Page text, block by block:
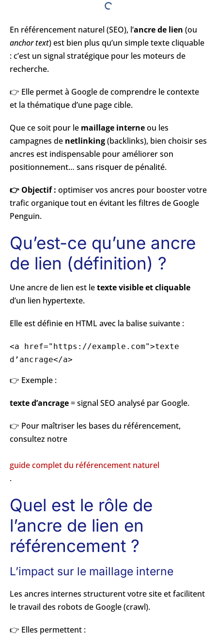
En référencement naturel (SEO), l’ancre de lien (ou
anchor text) est bien plus qu’un simple texte cliquable
: c’est un signal stratégique pour les moteurs de
recherche.
👉 Elle permet à Google de comprendre le contexte
et la thématique d’une page cible.
Que ce soit pour le maillage interneou les
campagnes de netlinking(backlinks), bien choisir ses
ancres est indispensable pour améliorer son
positionnement… sans risquer de pénalité.
👉 Objectif : optimiser vos ancres pour booster votre
trafic organique tout en évitant les filtres de Google
Penguin.
Qu’est-ce qu’une ancre
de lien (définition) ?
Une ancre de lien est letexte visible et cliquable
d’un lien hypertexte.
Elle est définie en HTML avec la balise suivante :
<a href="https://example.com">texte
d’ancrage</a>
👉 Exemple :
texte d’ancrage= signal SEO analysé par Google.
👉 Pour maîtriser les bases du référencement,
consultez notre
guide complet du référencement naturel
.
Quel est le rôle de
l’ancre de lien en
référencement ?
L’impact sur le maillage interne
Les ancres internes structurent votre site et facilitent
le travail des robots de Google (crawl).
👉 Elles permettent :